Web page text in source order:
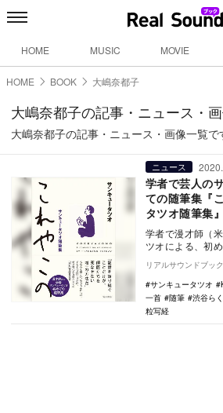
HOME MUSIC MOVIE
HOME BOOK 大嶋奈都子
大嶋奈都子の記事・ニュース・
大嶋奈都子の記事・ニュース・画像一覧で
ニュース
学者で芸人の
ての随筆集『
タツオ随筆集』
学者で漫才師（
ツオによる、初
の サンキュー
月26日にK…
リアルサウンドブッ
サンキュータツオ
一首
随筆 渋谷ら
粒写経